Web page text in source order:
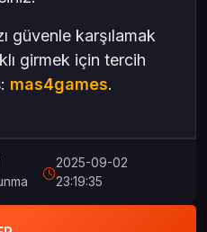
güvenle karşılamak
girmek için tercih
mas4games.
2025-09-02
23:19:35